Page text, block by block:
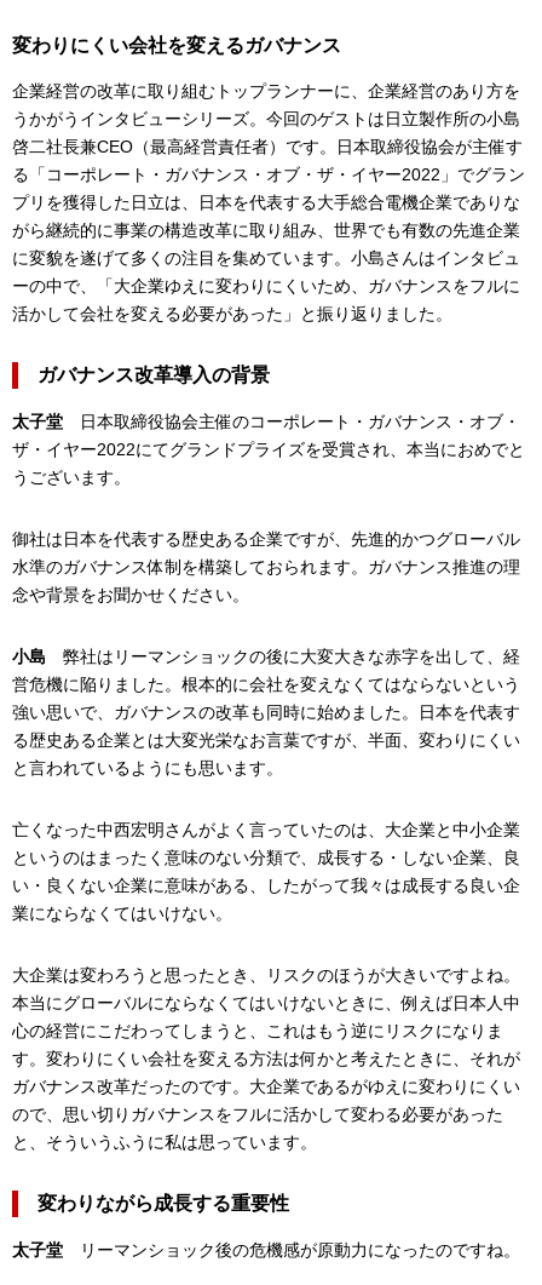
変わりにくい会社を変えるガバナンス
企業経営の改革に取り組むトップランナーに、企業経営のあり方を
うかがうインタビューシリーズ。今回のゲストは日立製作所の小島
啓二社長兼CEO（最高経営責任者）です。日本取締役協会が主催す
る「コーポレート・ガバナンス・オブ・ザ・イヤー2022」でグラン
プリを獲得した日立は、日本を代表する大手総合電機企業でありな
がら継続的に事業の構造改革に取り組み、世界でも有数の先進企業
に変貌を遂げて多くの注目を集めています。小島さんはインタビュ
ーの中で、「大企業ゆえに変わりにくいため、ガバナンスをフルに
活かして会社を変える必要があった」と振り返りました。
ガバナンス改革導入の背景
太子堂 日本取締役協会主催のコーポレート・ガバナンス・オブ・
ザ・イヤー2022にてグランドプライズを受賞され、本当におめでと
うございます。
御社は日本を代表する歴史ある企業ですが、先進的かつグローバル
水準のガバナンス体制を構築しておられます。ガバナンス推進の理
念や背景をお聞かせください。
小島 弊社はリーマンショックの後に大変大きな赤字を出して、経
営危機に陥りました。根本的に会社を変えなくてはならないという
強い思いで、ガバナンスの改革も同時に始めました。日本を代表す
る歴史ある企業とは大変光栄なお言葉ですが、半面、変わりにくい
と言われているようにも思います。
亡くなった中西宏明さんがよく言っていたのは、大企業と中小企業
というのはまったく意味のない分類で、成長する・しない企業、良
い・良くない企業に意味がある、したがって我々は成長する良い企
業にならなくてはいけない。
大企業は変わろうと思ったとき、リスクのほうが大きいですよね。
本当にグローバルにならなくてはいけないときに、例えば日本人中
心の経営にこだわってしまうと、これはもう逆にリスクになりま
す。変わりにくい会社を変える方法は何かと考えたときに、それが
ガバナンス改革だったのです。大企業であるがゆえに変わりにくい
ので、思い切りガバナンスをフルに活かして変わる必要があった
と、そういうふうに私は思っています。
変わりながら成長する重要性
太子堂 リーマンショック後の危機感が原動力になったのですね。